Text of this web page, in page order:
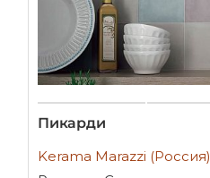
Пикарди
Kerama Marazzi (Россия)